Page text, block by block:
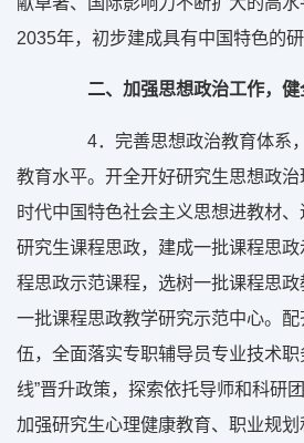
2035年，初步建成具有中国特色的研
二、加强思想政治工作，健
4．完善思想政治教育体系
教育水平。开全开好研究生思想政
时代中国特色社会主义思想进教材
研究生课程思政，建成一批课程思
程思政示范课程，选树一批课程思
一批课程思政教学研究示范中心。
伍，全面落实专职辅导员专业技术职
线”晋升政策，探索依托导师和科研
加强研究生心理健康教育、职业规